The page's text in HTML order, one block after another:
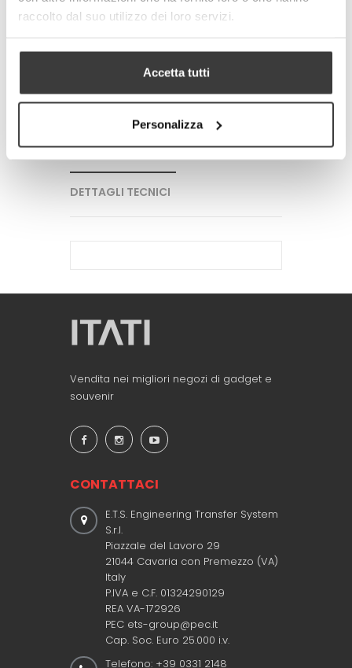
raccolto dal suo utilizzo dei loro servizi.
Accetta tutti
Personalizza
Share
Google+
Pinterest
PIU' INFORMAZIONI
DETTAGLI TECNICI
Vendita nei migliori negozi di gadget e
souvenir
CONTATTACI
E.T.S. Engineering Transfer System
S.r.l.
Piazzale del Lavoro 29
21044 Cavaria con Premezzo (VA)
Italy
P.IVA e C.F. 01324290129
REA VA-172926
PEC ets-group@pec.it
Cap. Soc. Euro 25.000 i.v.
Telefono: +39 0331 2148